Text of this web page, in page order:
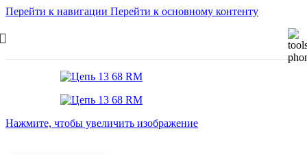
Перейти к навигации Перейти к основному контенту
Нажмите, чтобы увеличить изображение